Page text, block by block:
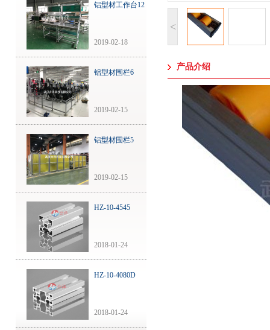
铝型材工作台12
2019-02-18
铝型材围栏6
2019-02-15
铝型材围栏5
2019-02-15
HZ-10-4545
2018-01-24
HZ-10-4080D
2018-01-24
<
产品介绍